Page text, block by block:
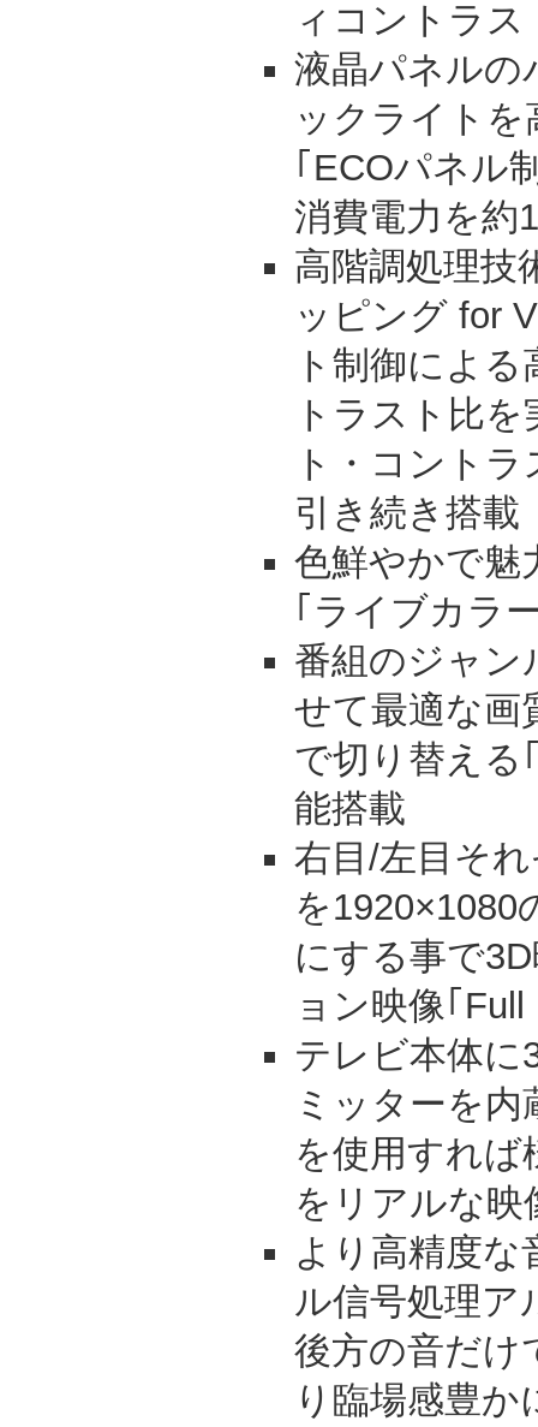
ィコントラ
液晶パネルの
ックライト
｢ECOパネル
消費電力を約
高階調処理技
ッピング for
ト制御によ
トラスト比
ト・コント
引き続き搭載
色鮮やかで魅
｢ライブカラ
番組のジャン
せて最適な画
で切り替える
能搭載
右目/左目そ
を1920×1080
にする事で
ョン映像｢
テレビ本体に
ミッターを
を使用すれば
をリアルな映
より高精度な
ル信号処理ア
後方の音だけ
り臨場感豊か